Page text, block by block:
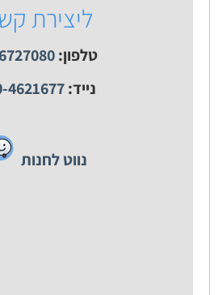
ליצירת
טלפון:
נייד: 4621677
נווט לחנות